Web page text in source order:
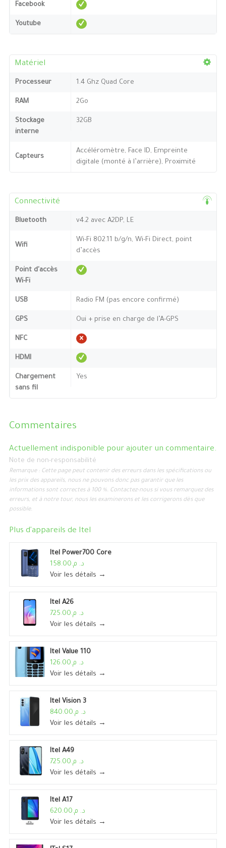
Facebook
Youtube
Matériel
Processeur 1.4 Ghz Quad Core
RAM 2Go
Stockage
interne
32GB
Capteurs
Accéléromètre, Face ID, Empreinte
digitale (monté à l’arrière), Proximité
Connectivité
Bluetooth v4.2 avec A2DP, LE
Wifi
Wi-Fi 802.11 b/g/n, Wi-Fi Direct, point
d’accès
Point d'accès
Wi-Fi
USB Radio FM (pas encore confirmé)
GPS Oui + prise en charge de l’A-GPS
NFC
HDMI
Chargement
sans fil
Yes
Commentaires
Actuellement indisponible pour ajouter un commentaire.
Note de non-responsabilité
Remarque : Cette page peut contenir des erreurs dans les spécifications ou
les prix des appareils, nous ne pouvons donc pas garantir que les
informations sont correctes à 100 %. Contactez-nous si vous remarquez des
erreurs, et à notre tour, nous les examinerons et les corrigerons dès que
possible.
Plus d'appareils de Itel
Itel Power700 Core
د. م.158.00
Voir les détails →
Itel A26
د. م.725.00
Voir les détails →
Itel Value 110
د. م.126.00
Voir les détails →
Itel Vision 3
د. م.840.00
Voir les détails →
Itel A49
د. م.725.00
Voir les détails →
Itel A17
د. م.620.00
Voir les détails →